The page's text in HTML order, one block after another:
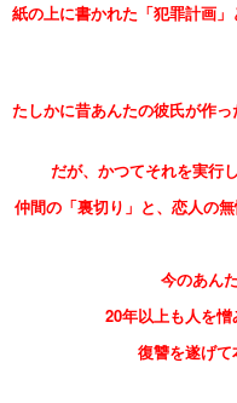
紙の上に書かれた「犯罪計画
たしかに昔あんたの彼氏が作
だが、かつてそれを実行
仲間の「裏切り」と、恋人の
今のあん
20年以上も人を
復讐を遂げて